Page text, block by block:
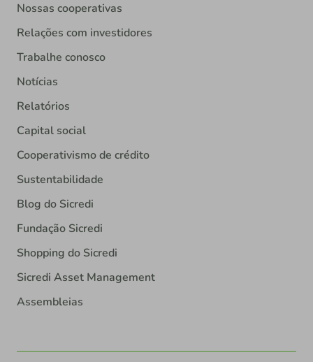
Nossas cooperativas
Relações com investidores
Trabalhe conosco
Notícias
Relatórios
Capital social
Cooperativismo de crédito
Sustentabilidade
Blog do Sicredi
Fundação Sicredi
Shopping do Sicredi
Sicredi Asset Management
Assembleias